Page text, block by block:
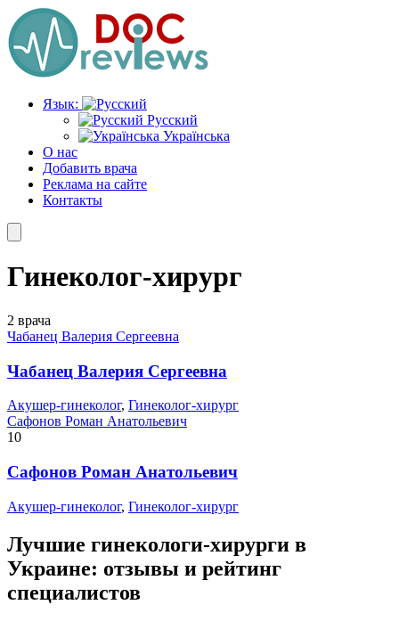
Перейти
к
содержимому
Язык:
Русский
Українська
О нас
Добавить врача
Реклама на сайте
Контакты
Гинеколог-хирург
2 врача
Чабанец Валерия Сергеевна
Чабанец Валерия Сергеевна
Акушер-гинеколог, Гинеколог-хирург
Сафонов Роман Анатольевич
10
Сафонов Роман Анатольевич
Акушер-гинеколог, Гинеколог-хирург
Лучшие гинекологи-хирурги в
Украине: отзывы и рейтинг
специалистов